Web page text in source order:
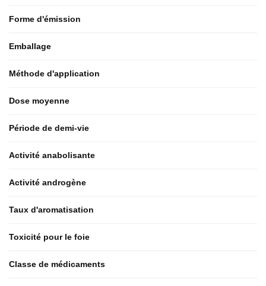
Forme d'émission
Emballage
Méthode d'application
Dose moyenne
Période de demi-vie
Activité anabolisante
Activité androgène
Taux d'aromatisation
Toxicité pour le foie
Classe de médicaments